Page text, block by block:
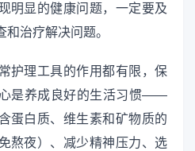
明显的健康问题，一定要及
治疗解决问题。
护理工具的作用都有限，保
是养成良好的生活习惯——
蛋白质、维生素和矿物质的
熬夜）、减少精神压力、选